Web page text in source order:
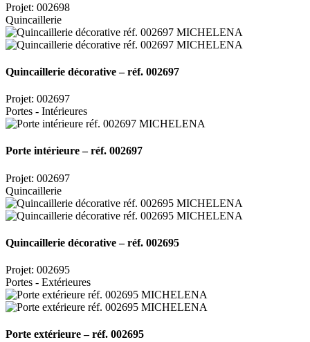
Projet: 002698
Quincaillerie
Quincaillerie décorative – réf. 002697
Projet: 002697
Portes - Intérieures
Porte intérieure – réf. 002697
Projet: 002697
Quincaillerie
Quincaillerie décorative – réf. 002695
Projet: 002695
Portes - Extérieures
Porte extérieure – réf. 002695